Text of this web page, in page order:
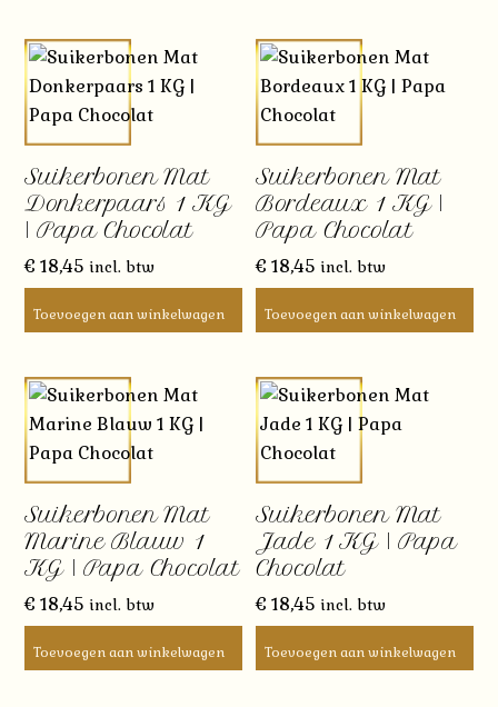
Suikerbonen Mat
Donkerpaars 1 KG
| Papa Chocolat
€ 18,45 incl. btw
Toevoegen aan winkelwagen
Suikerbonen Mat
Bordeaux 1 KG |
Papa Chocolat
€ 18,45 incl. btw
Toevoegen aan winkelwagen
Suikerbonen Mat
Marine Blauw 1
KG | Papa Chocolat
€ 18,45 incl. btw
Toevoegen aan winkelwagen
Suikerbonen Mat
Jade 1 KG | Papa
Chocolat
€ 18,45 incl. btw
Toevoegen aan winkelwagen